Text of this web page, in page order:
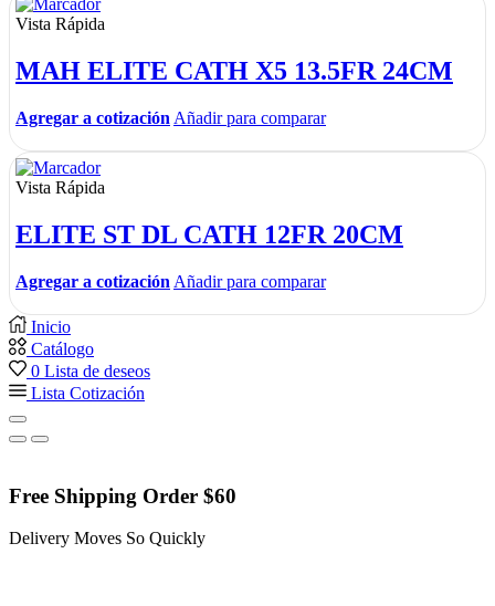
Vista Rápida
MAH ELITE CATH X5 13.5FR 24CM
Agregar a cotización Añadir para comparar
Vista Rápida
ELITE ST DL CATH 12FR 20CM
Agregar a cotización Añadir para comparar
Inicio
Catálogo
0 Lista de deseos
Lista Cotización
Free Shipping Order $60
Delivery Moves So Quickly